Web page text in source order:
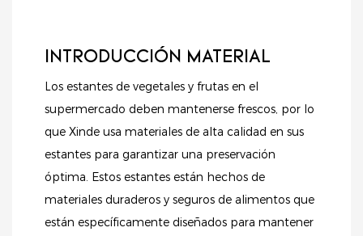
INTRODUCCIÓN MATERIAL
Los estantes de vegetales y frutas en el
supermercado deben mantenerse frescos, por lo
que Xinde usa materiales de alta calidad en sus
estantes para garantizar una preservación
óptima. Estos estantes están hechos de
materiales duraderos y seguros de alimentos que
están específicamente diseñados para mantener